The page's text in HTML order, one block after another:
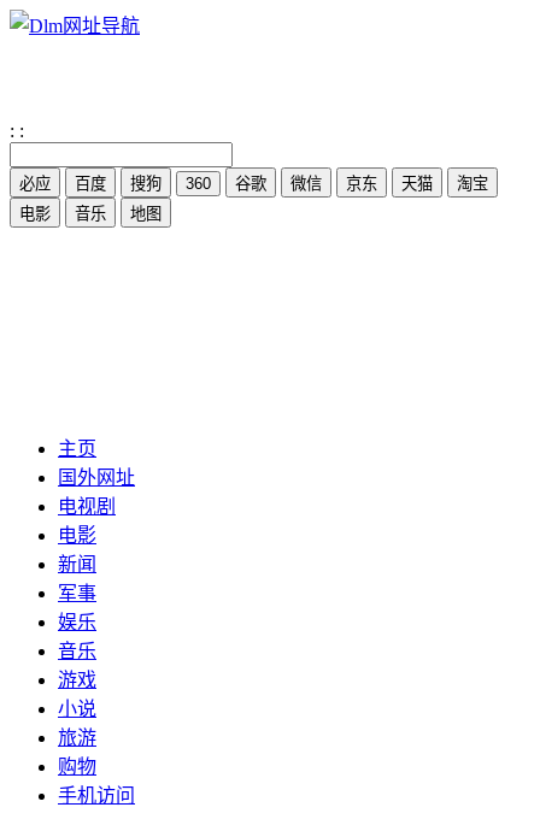
: :
主页
国外网址
电视剧
电影
新闻
军事
娱乐
音乐
游戏
小说
旅游
购物
手机访问